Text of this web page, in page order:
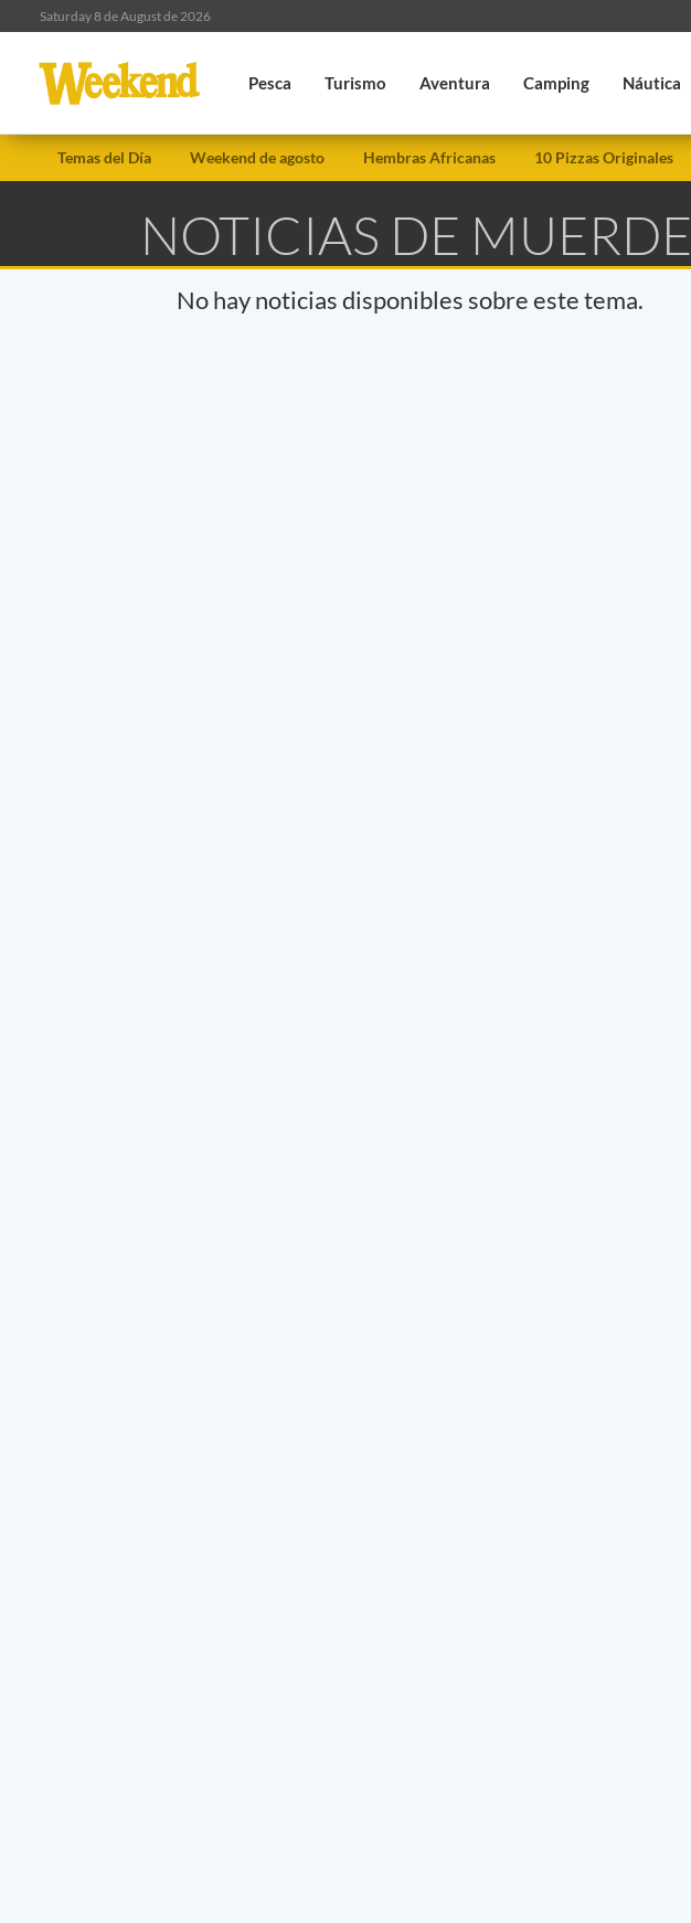
Saturday 8 de August de 2026
Pesca Turismo Aventura Camping Náutica
Temas del Día Weekend de agosto Hembras Africanas 10 Pizzas Originales
NOTICIAS DE MUERDE
No hay noticias disponibles sobre este tema.